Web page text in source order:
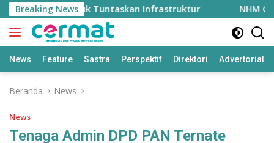
Langsung
ke
konten
Breaking News
Triliun untuk Tuntaskan Infrastruktur NHM
News Feature Sastra Perspektif Direktori Advertorial
Beranda News
News
Tenaga Admin DPD PAN Ternate